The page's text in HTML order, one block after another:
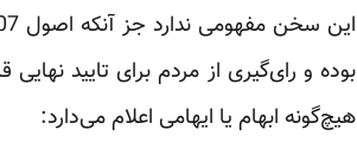
هیچ‌گونه ابهام یا ایهامی اعلام می‌دارد: